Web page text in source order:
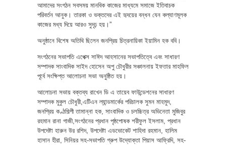
আমাদের সংগঠন সবসময় মানবিক কাজের মাধ্যমে সমাজে ইতিবাচক
পরিবর্তন আনুক। তারকা ও ভক্তদের এই হৃদয়ের বন্ধন যেন কল্যাণমূলক
কাজের মধ্য দিয়ে আরও সুদৃঢ় হয়।”
অনুষ্ঠানে বিশেষ অতিথি ছিলেন জনপ্রিয় চিত্রনায়িকা ইয়ামিন হক ববি।
সংগঠনের সভাপতি এপেক্স সাঈদ আহসানের সভাপতিত্বে এবং সাধারণ
সম্পাদক সাংবাদিক সাইদ হোসেন অপু চৌধুরীর সঞ্চালনায় ইফতার মাহফিল
পূর্বে সংক্ষিপ্ত আলোচনা সভা অনুষ্ঠিত হয়।
আলোচনা সভায় বক্তব্য রাখেন ডি এ তায়েব ফাউন্ডেশনের সাধারণ
সম্পাদক মুকুল চৌধুরী,এটিএন ল্যান্ডমার্কের পরিচালক সুমন মাহমুদ,
জনপ্রিয় কণ্ঠশিল্পী তামান্না হক, সাংবাদিক ও চলচ্চিত্র অভিনেতা মুজিবুর
রহমান রানা গাজী,সংগঠনের প্রধান পৃষ্ঠপোষক শরীফুল ইসলাম, প্রধান
উপদেষ্টা হারুন উর রশিদ, উপদেষ্টা এডভোকেট শাহিদা রহমান, হালিম
হাসান হীরা, সিনিয়র সহ-সভাপতি গ্রুপ উদ্যোক্তা পিয়াস আফ্রিদি, সহ-